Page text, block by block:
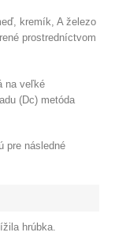
kremík, A železo
prostredníctvom
na veľké
(Dc) metóda
pre následné
hrúbka.